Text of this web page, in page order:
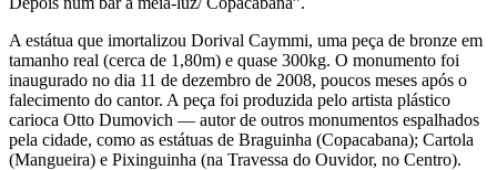
A estátua que imortalizou Dorival Caymmi, uma peça de bronze em
tamanho real (cerca de 1,80m) e quase 300kg. O monumento foi
inaugurado no dia 11 de dezembro de 2008, poucos meses após o
falecimento do cantor. A peça foi produzida pelo artista plástico
carioca Otto Dumovich — autor de outros monumentos espalhados
pela cidade, como as estátuas de Braguinha (Copacabana); Cartola
(Mangueira) e Pixinguinha (na Travessa do Ouvidor, no Centro).